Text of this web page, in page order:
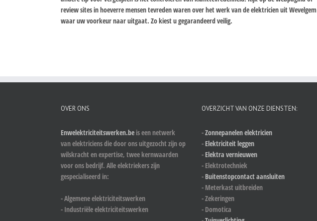
review sites in hoeverre mensen tevreden waren over het werk van de elektricien uit Wevelgem
waar uw voorkeur naar uitgaat. Zo kiest u gegarandeerd veilig.
OVER ONS
Enwelektriciteitswerken.be is een netwerk
van elektriciens die door ons uitgezocht zijn op
wilskracht en expertise, twee kernwaarden
voor ons bedrijf. Alle elektriekers zijn
gespecialiseerd in:
- Algemene elektriciteitswerken
- Industriële elektriciteitswerken
OVERZICHT VAN ONZE DIENSTEN:
-Zonnepanelen elektricien
- Elektriciteit leggen
- Elektra vernieuwen
- Elektrotechniek
- Buitenstopcontact aansluiten
- Meterkast uitbreiden
- Zekeringen
- Domotica